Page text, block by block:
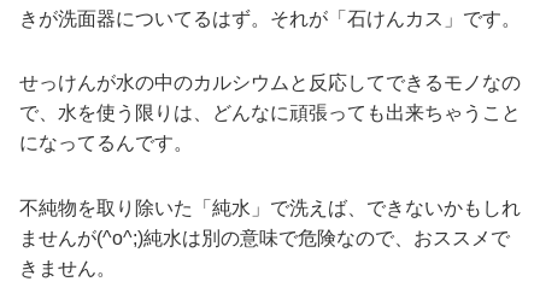
きが洗面器についてるはず。それが「石けんカス」です。
せっけんが水の中のカルシウムと反応してできるモノなの
で、水を使う限りは、どんなに頑張っても出来ちゃうこと
になってるんです。
不純物を取り除いた「純水」で洗えば、できないかもしれ
ませんが(^o^;)純水は別の意味で危険なので、おススメで
きません。